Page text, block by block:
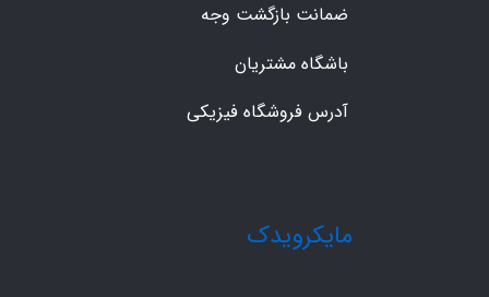
​مایکرویدک
ضمانت بازگشت وجه
باشگاه مشتریان
آدرس فروشگاه فیزیکی